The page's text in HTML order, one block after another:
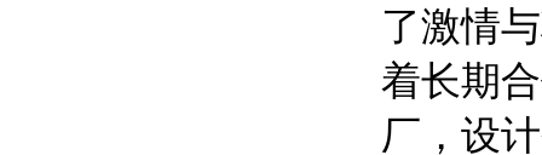
了激情
着长期
厂，设